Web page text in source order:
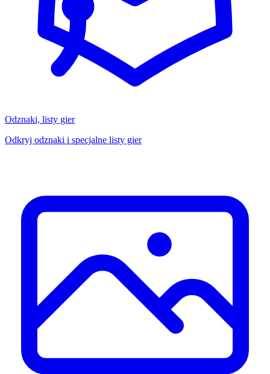
Odznaki, listy gier
Odkryj odznaki i specjalne listy gier